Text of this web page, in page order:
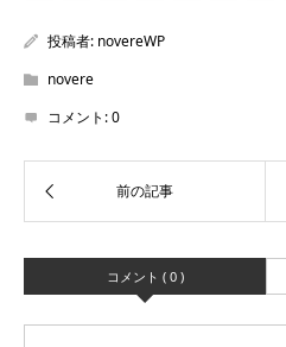
投稿者: novereWP
novere
コメント:0
コメント ( 0 )